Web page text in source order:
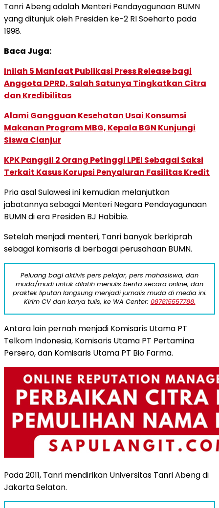
Tanri Abeng adalah Menteri Pendayagunaan BUMN
yang ditunjuk oleh Presiden ke-2 RI Soeharto pada
1998.
Baca Juga:
Inilah 5 Manfaat Publikasi Press Release bagi
Anggota DPRD, Salah Satunya Tingkatkan Citra
dan Kredibilitas
Alami Gangguan Kesehatan Usai Konsumsi
Makanan Program MBG, Kepala BGN Kunjungi
Siswa Cianjur
KPK Panggil 2 Orang Petinggi LPEI Sebagai Saksi
Terkait Kasus Korupsi Penyaluran Fasilitas Kredit
Pria asal Sulawesi ini kemudian melanjutkan
jabatannya sebagai Menteri Negara Pendayagunaan
BUMN di era Presiden BJ Habibie.
Setelah menjadi menteri, Tanri banyak berkiprah
sebagai komisaris di berbagai perusahaan BUMN.
Peluang bagi aktivis pers pelajar, pers mahasiswa, dan
muda/mudi untuk dilatih menulis berita secara online, dan
praktek liputan langsung menjadi jurnalis muda di media ini.
Kirim CV dan karya tulis, ke WA Center: 087815557788.
Antara lain pernah menjadi Komisaris Utama PT
Telkom Indonesia, Komisaris Utama PT Pertamina
Persero, dan Komisaris Utama PT Bio Farma.
Pada 2011, Tanri mendirikan Universitas Tanri Abeng di
Jakarta Selatan.